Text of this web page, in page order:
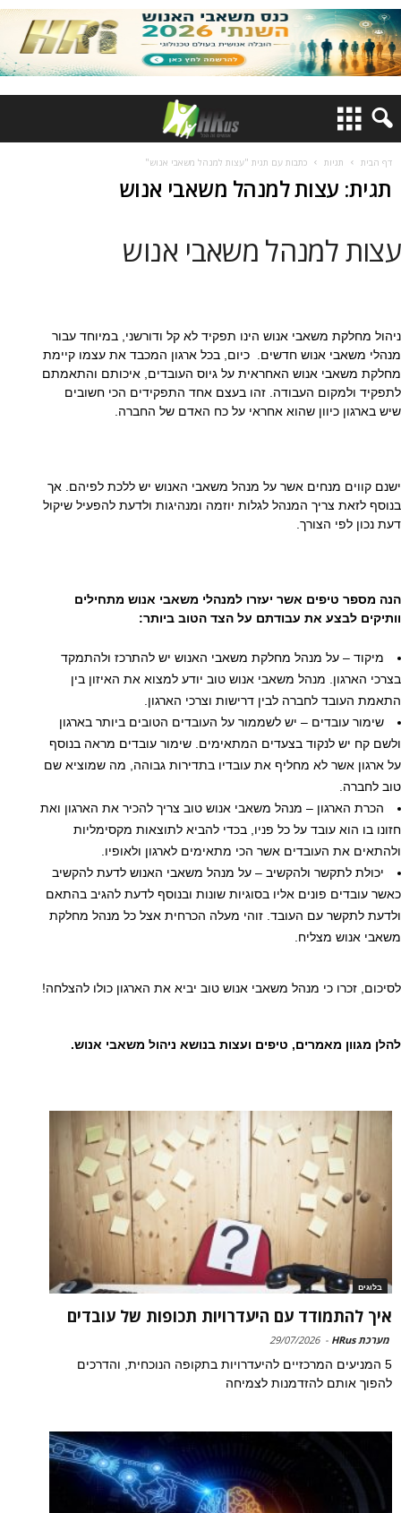
דף הבית תגיות כתבות עם תגית "עצות למנהל משאבי אנוש"
תגית: עצות למנהל משאבי אנוש
עצות למנהל משאבי אנוש
ניהול מחלקת משאבי אנוש הינו תפקיד לא קל ודורשני, במיוחד עבור
מנהלי משאבי אנוש חדשים. כיום, בכל ארגון המכבד את עצמו קיימת
מחלקת משאבי אנוש האחראית על גיוס העובדים, איכותם והתאמתם
לתפקיד ולמקום העבודה. זהו בעצם אחד התפקידים הכי חשובים
שיש בארגון כיוון שהוא אחראי על כח האדם של החברה.
ישנם קווים מנחים אשר על מנהל משאבי האנוש יש ללכת לפיהם. אך
בנוסף לזאת צריך המנהל לגלות יוזמה ומנהיגות ולדעת להפעיל שיקול
דעת נכון לפי הצורך.
הנה מספר טיפים אשר יעזרו למנהלי משאבי אנוש מתחילים
וותיקים לבצע את עבודתם על הצד הטוב ביותר:
מיקוד – על מנהל מחלקת משאבי האנוש יש להתרכז ולהתמקד
בצרכי הארגון. מנהל משאבי אנוש טוב יודע למצוא את האיזון בין
התאמת העובד לחברה לבין דרישות וצרכי הארגון.
שימור עובדים – יש לשממור על העובדים הטובים ביותר בארגון
ולשם קח יש לנקוד בצעדים המתאימים. שימור עובדים מראה בנוסף
על ארגון אשר לא מחליף את עובדיו בתדירות גבוהה, מה שמוציא שם
טוב לחברה.
הכרת הארגון – מנהל משאבי אנוש טוב צריך להכיר את הארגון ואת
חזונו בו הוא עובד על כל פניו, בכדי להביא לתוצאות מקסימליות
ולהתאים את העובדים אשר הכי מתאימים לארגון ולאופיו.
יכולת לתקשר ולהקשיב – על מנהל משאבי האנוש לדעת להקשיב
כאשר עובדים פונים אליו בסוגיות שונות ובנוסף לדעת להגיב בהתאם
ולדעת לתקשר עם העובד. זוהי מעלה הכרחית אצל כל מנהל מחלקת
משאבי אנוש מצליח.
לסיכום, זכרו כי מנהל משאבי אנוש טוב יביא את הארגון כולו להצלחה!
להלן מגוון מאמרים, טיפים ועצות בנושא ניהול משאבי אנוש.
בלוגים
איך להתמודד עם היעדרויות תכופות של עובדים
מערכת HRus -
29/07/2026
5 המניעים המרכזיים להיעדרויות בתקופה הנוכחית, והדרכים
להפוך אותם להזדמנות לצמיחה